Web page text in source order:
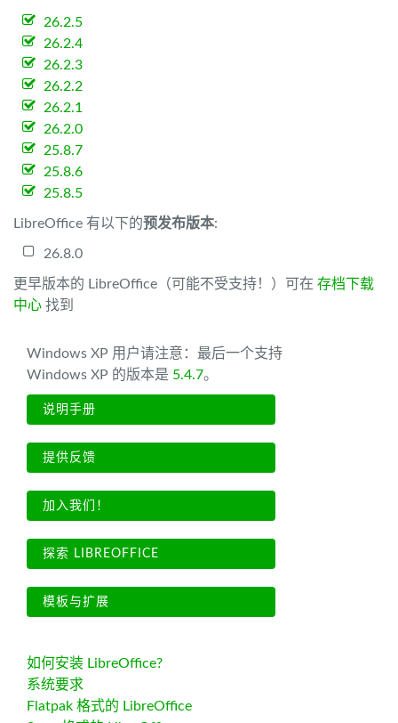
26.2.5
26.2.4
26.2.3
26.2.2
26.2.1
26.2.0
25.8.7
25.8.6
25.8.5
LibreOffice 有以下的预发布版本:
26.8.0
更早版本的 LibreOffice（可能不受支持！）可在 存档下载
中心 找到
Windows XP 用户请注意：最后一个支持
Windows XP 的版本是 5.4.7。
说明手册
提供反馈
加入我们！
探索 LIBREOFFICE
模板与扩展
如何安装 LibreOffice?
系统要求
Flatpak 格式的 LibreOffice